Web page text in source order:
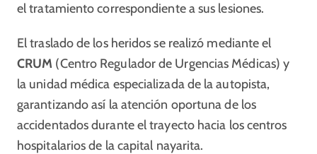
el tratamiento correspondiente a sus lesiones.
El traslado de los heridos se realizó mediante el
CRUM (Centro Regulador de Urgencias Médicas) y
la unidad médica especializada de la autopista,
garantizando así la atención oportuna de los
accidentados durante el trayecto hacia los centros
hospitalarios de la capital nayarita.